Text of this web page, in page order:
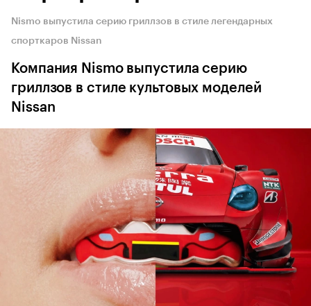
Nismo выпустила серию гриллзов в стиле легендарных
спорткаров Nissan
Компания Nismo выпустила серию
гриллзов в стиле культовых моделей
Nissan